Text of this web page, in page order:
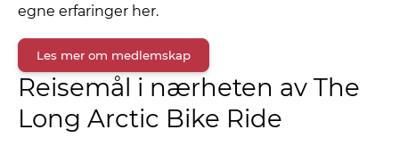
egne erfaringer her.
Les mer om medlemskap
Reisemål i nærheten av The
Long Arctic Bike Ride